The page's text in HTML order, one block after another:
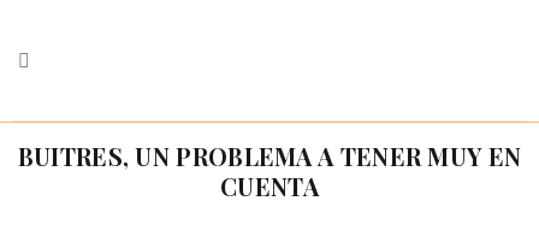
BUITRES, UN PROBLEMA A TENER MUY EN
CUENTA